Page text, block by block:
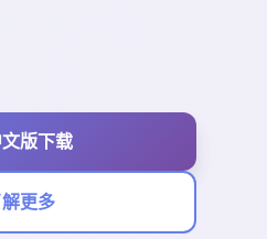
版下载
更多